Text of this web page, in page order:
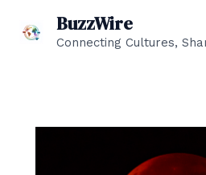
BuzzWire
Connecting Cultures,